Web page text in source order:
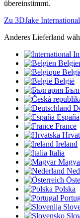
übereinstimmt.
Zu 3DJake International
Anderes Lieferland
België
España
France
Ireland
Italia
Polska